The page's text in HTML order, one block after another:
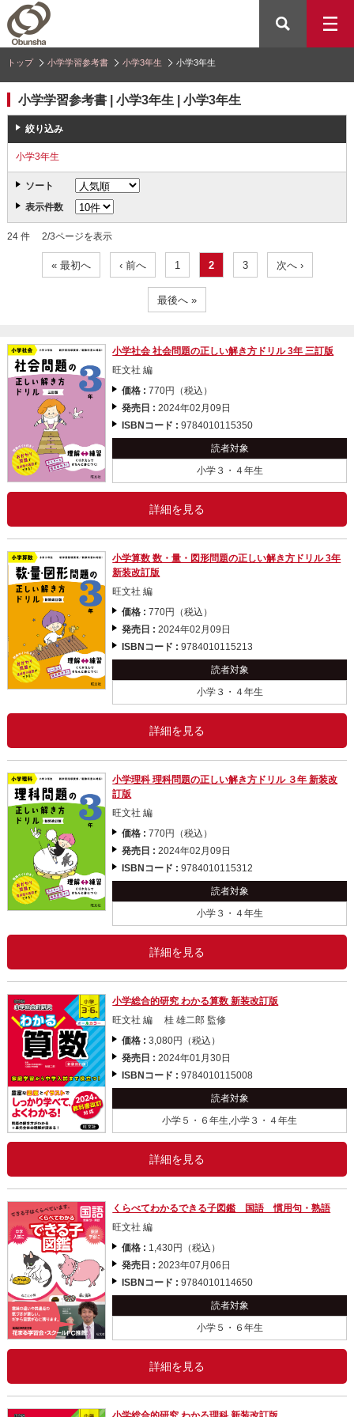
トップ 小学学習参考書 小学3年生 小学3年生
小学学習参考書 | 小学3年生 | 小学3年生
絞り込み
小学3年生
ソート
表示件数
24 件 2/3ページを表示
« 最初へ ‹ 前へ 1 2 3 次へ ›
最後へ »
小学社会 社会問題の正しい解き方ドリル 3年 三訂版
旺文社 編
価格 :770円（税込）
発売日 :2024年02月09日
ISBNコード :9784010115350
読者対象
小学３・４年生
詳細を見る
小学算数 数・量・図形問題の正しい解き方ドリル 3年
新装改訂版
旺文社 編
価格 :770円（税込）
発売日 :2024年02月09日
ISBNコード :9784010115213
読者対象
小学３・４年生
詳細を見る
小学理科 理科問題の正しい解き方ドリル ３年 新装改
訂版
旺文社 編
価格 :770円（税込）
発売日 :2024年02月09日
ISBNコード :9784010115312
読者対象
小学３・４年生
詳細を見る
小学総合的研究 わかる算数 新装改訂版
旺文社 編 桂 雄二郎 監修
価格 :3,080円（税込）
発売日 :2024年01月30日
ISBNコード :9784010115008
読者対象
小学５・６年生,小学３・４年生
詳細を見る
くらべてわかるできる子図鑑 国語 慣用句・熟語
旺文社 編
価格 : 1,430円（税込）
発売日 :2023年07月06日
ISBNコード :9784010114650
読者対象
小学５・６年生
詳細を見る